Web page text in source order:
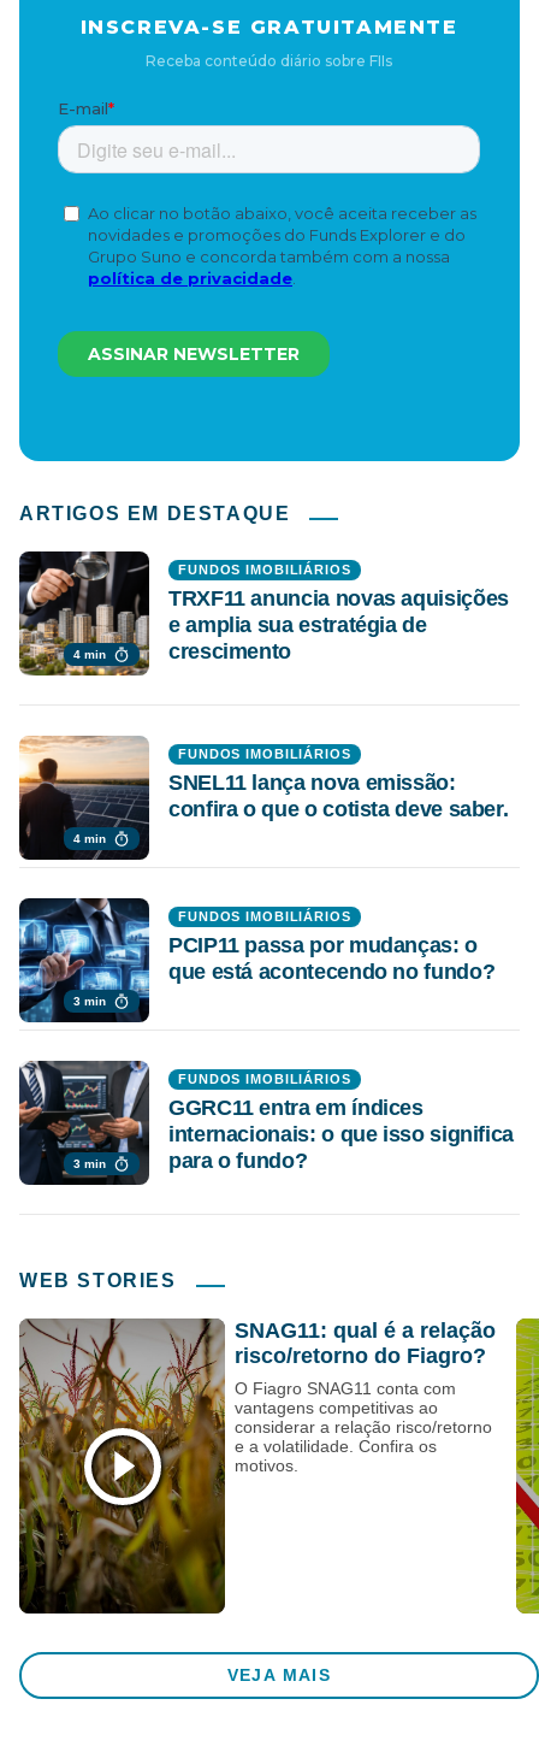
INSCREVA-SE GRATUITAMENTE
Receba conteúdo diário sobre FIIs
ARTIGOS EM DESTAQUE
4 min
FUNDOS IMOBILIÁRIOS
TRXF11 anuncia novas aquisições
e amplia sua estratégia de
crescimento
4 min
FUNDOS IMOBILIÁRIOS
SNEL11 lança nova emissão:
confira o que o cotista deve saber.
3 min
FUNDOS IMOBILIÁRIOS
PCIP11 passa por mudanças: o
que está acontecendo no fundo?
3 min
FUNDOS IMOBILIÁRIOS
GGRC11 entra em índices
internacionais: o que isso significa
para o fundo?
WEB STORIES
SNAG11: qual é a relação
risco/retorno do Fiagro?
O Fiagro SNAG11 conta com
vantagens competitivas ao
considerar a relação risco/retorno
e a volatilidade. Confira os
motivos.
VEJA MAIS